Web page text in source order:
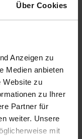
Über Cookies
Anzeigen zu
Medien anbieten
Website zu
zu Ihrer
Partner für
weiter. Unsere
mit